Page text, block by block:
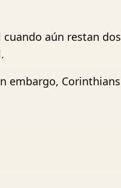
aún restan dos
embargo, Corinthians